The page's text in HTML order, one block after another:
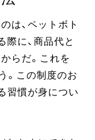
は、ペットボト
際に、商品代と
らだ。これを
。この制度のお
習慣が身につい